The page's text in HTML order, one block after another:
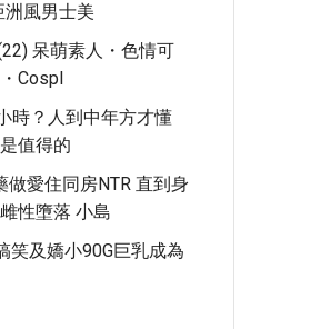
洲風男士美
呆萌素人・色情可
cospl
時？人到中年方才懂
值得的
做愛住同房NTR 直到身
性墮落 小島
笑及嬌小90G巨乳成為